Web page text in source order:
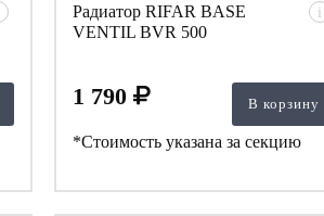
Радиатор RIFAR BASE
VENTIL BVR 500
i
1 790 В корзину
*Стоимость указана за секцию